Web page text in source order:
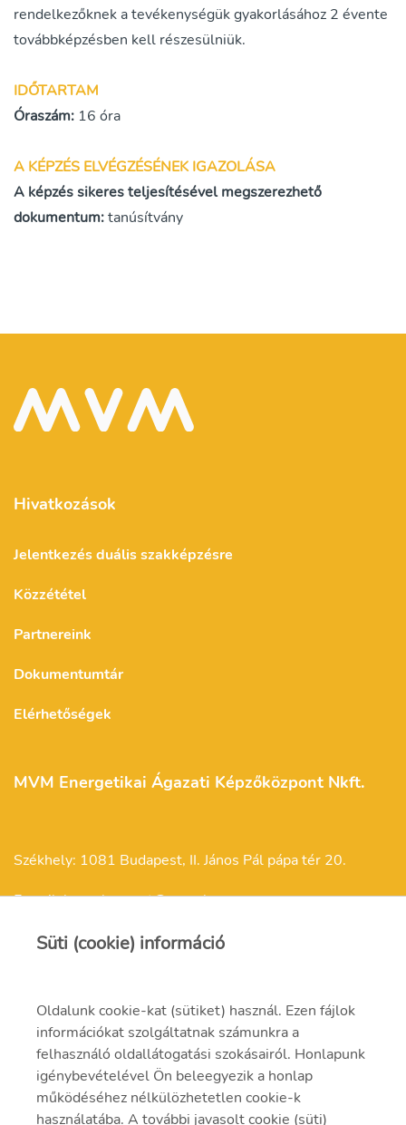
rendelkezőknek a tevékenységük gyakorlásához 2 évente
továbbképzésben kell részesülniük.
IDŐTARTAM
Óraszám: 16 óra
A KÉPZÉS ELVÉGZÉSÉNEK IGAZOLÁSA
A képzés sikeres teljesítésével megszerezhető
dokumentum:tanúsítvány
Hivatkozások
Jelentkezés duális szakképzésre
Közzététel
Partnereink
Dokumentumtár
Elérhetőségek
MVM Energetikai Ágazati Képzőközpont Nkft.
Székhely: 1081 Budapest, II. János Pál pápa tér 20.
E-mail: kepzokozpont@mvm.hu
Felnőttképzési engedélyszám: E/2021/000257
Felnőttképzési nyilvántartási szám: B/2021/001301
Süti (cookie) információ
Oldalunk cookie-kat (sütiket) használ. Ezen fájlok
információkat szolgáltatnak számunkra a
felhasználó oldallátogatási szokásairól. Honlapunk
igénybevételével Ön beleegyezik a honlap
működéséhez nélkülözhetetlen cookie-k
használatába. A további javasolt cookie (süti)